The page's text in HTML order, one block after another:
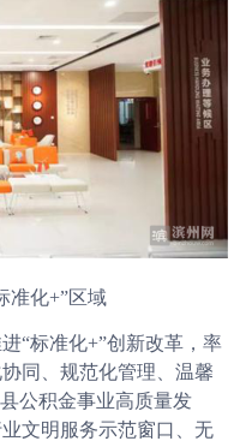
准化+”区域
“标准化+”创新改革，率
同、规范化管理、温馨
公积金事业高质量发
文明服务示范窗口、无